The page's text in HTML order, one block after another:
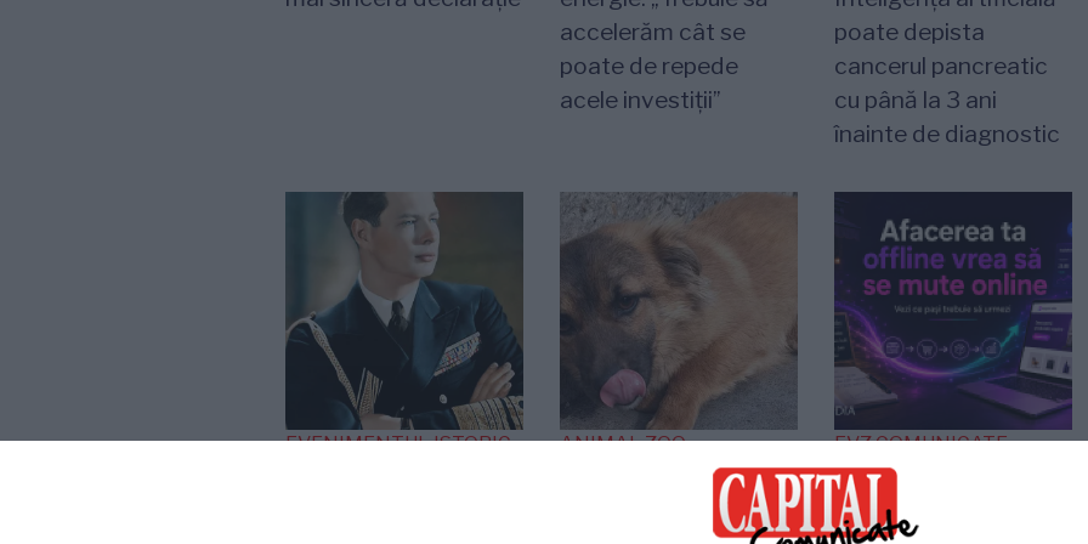
accelerăm cât se
poate de repede
acele investiții”
poate depista
cancerul pancreatic
cu până la 3 ani
înainte de diagnostic
EVENIMENTUL ISTORIC ANIMAL ZOO
O viață așteaptă un
miracol! Cățelușa care
EVZ COMUNICATE
Agentia Plum Media
lansează un ghid